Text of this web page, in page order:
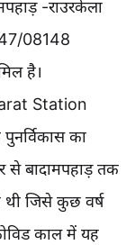
-राउरकेला
08148
है।
Station
का
से बादामपहाड़ तक
थी जिसे कुछ वर्ष
काल में यह